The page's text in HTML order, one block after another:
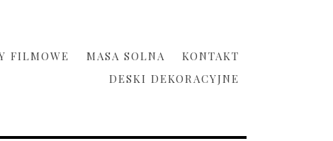
FILMOWE MASA SOLNA
KONTAKT
DESKI DEKORACYJNE